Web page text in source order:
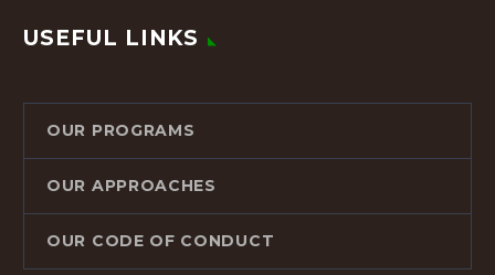
USEFUL LINKS
OUR PROGRAMS
OUR APPROACHES
OUR CODE OF CONDUCT